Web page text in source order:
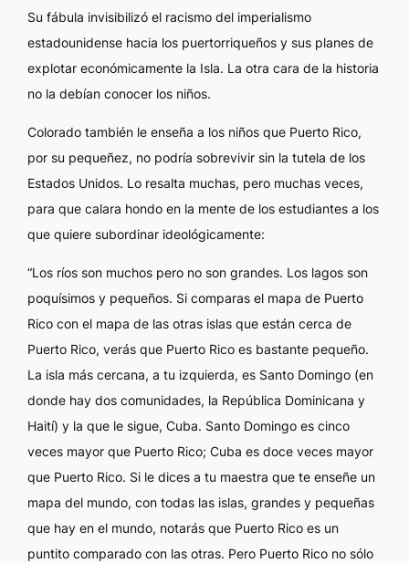
Su fábula invisibilizó el racismo del imperialismo
estadounidense hacia los puertorriqueños y sus planes de
explotar económicamente la Isla. La otra cara de la historia
no la debían conocer los niños.
Colorado también le enseña a los niños que Puerto Rico,
por su pequeñez, no podría sobrevivir sin la tutela de los
Estados Unidos. Lo resalta muchas, pero muchas veces,
para que calara hondo en la mente de los estudiantes a los
que quiere subordinar ideológicamente:
“Los ríos son muchos pero no son grandes. Los lagos son
poquísimos y pequeños. Si comparas el mapa de Puerto
Rico con el mapa de las otras islas que están cerca de
Puerto Rico, verás que Puerto Rico es bastante pequeño.
La isla más cercana, a tu izquierda, es Santo Domingo (en
donde hay dos comunidades, la República Dominicana y
Haití) y la que le sigue, Cuba. Santo Domingo es cinco
veces mayor que Puerto Rico; Cuba es doce veces mayor
que Puerto Rico. Si le dices a tu maestra que te enseñe un
mapa del mundo, con todas las islas, grandes y pequeñas
que hay en el mundo, notarás que Puerto Rico es un
puntito comparado con las otras. Pero Puerto Rico no sólo